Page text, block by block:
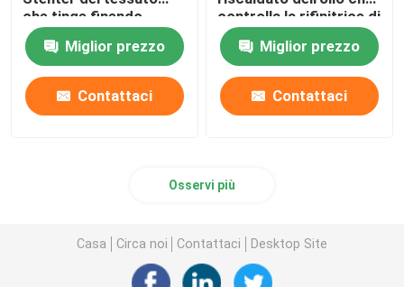
che tinge finendo
1800mm
Miglior prezzo
Contattaci
controlla la rifinitrice di
Stenter
Miglior prezzo
Contattaci
Osservi più
Casa Circa noi Contattaci Desktop Site